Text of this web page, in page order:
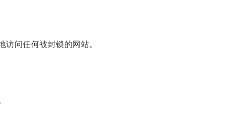
问任何被封锁的网站。